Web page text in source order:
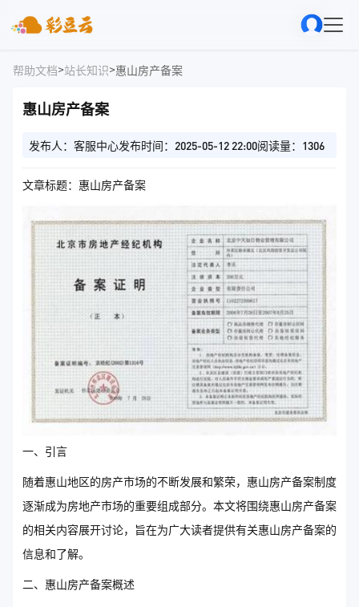
帮助文档>站长知识>惠山房产备案
惠山房产备案
发布人：客服中心发布时间：2025-05-12 22:00阅读量：1306
文章标题：惠山房产备案
一、引言
随着惠山地区的房产市场的不断发展和繁荣，惠山房产备案制度
逐渐成为房地产市场的重要组成部分。本文将围绕惠山房产备案
的相关内容展开讨论，旨在为广大读者提供有关惠山房产备案的
信息和了解。
二、惠山房产备案概述